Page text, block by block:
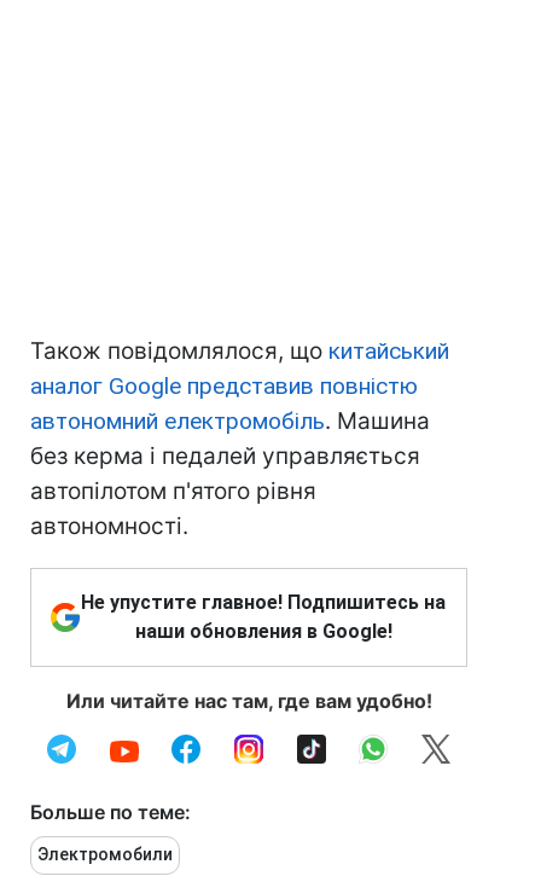
Також повідомлялося, що китайський
аналог Google представив повністю
автономний електромобіль. Машина
без керма і педалей управляється
автопілотом п'ятого рівня
автономності.
Не упустите главное! Подпишитесь на
наши обновления в Google!
Или читайте нас там, где вам удобно!
Больше по теме:
Электромобили